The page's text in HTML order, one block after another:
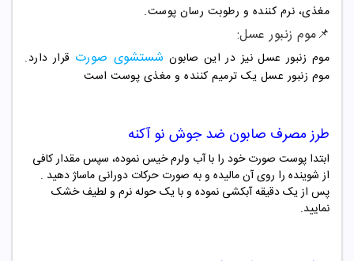
مغذی، نرم کننده و رطوبت رسان پوست.
📌موم زنبور عسل:
موم زنبور عسل نیز در این صابون شستشوی صورت قرار دارد.
موم زنبور عسل یک ترمیم کننده و مغذی پوست است
طرز مصرف صابون ضد جوش نو آکنه
ابتدا پوست صورت خود را با آب ولرم خیس نموده، سپس مقدار کافی
از شوینده را روی آن مالیده و به صورت حرکات دورانی ماساژ دهید .
پس از یک دقیقه آبکشی نموده و با یک حوله نرم و لطیف خشک
نمایید.